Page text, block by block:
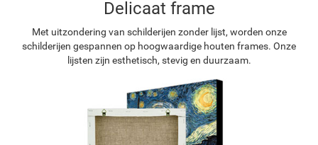
Delicaat frame
Met uitzondering van schilderijen zonder lijst, worden onze
schilderijen gespannen op hoogwaardige houten frames. Onze
lijsten zijn esthetisch, stevig en duurzaam.